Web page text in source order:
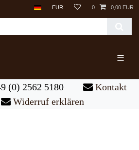
EUR 0 0,00 EUR
☰
(0) 2562 5180
Kontakt
Widerruf erklären